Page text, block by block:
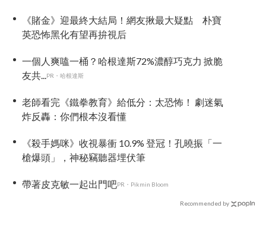
《賭金》迎最終大結局！網友揪最大疑點 朴寶
英恐怖黑化有望再拚視后
一個人爽嗑一桶？哈根達斯72%濃醇巧克力 掀脆
友共...PR・哈根達斯
老師看完《鐵拳教育》給低分：太恐怖！ 劇迷氣
炸反轟：你們根本沒看懂
《殺手媽咪》收視暴衝 10.9% 登冠！孔曉振「一
槍爆頭」，神秘竊聽器埋伏筆
帶著皮克敏一起出門吧PR・Pikmin Bloom
Recommended by